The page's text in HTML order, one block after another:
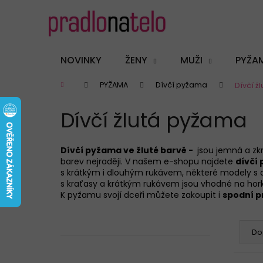
NOVINKY ŽENY MUŽI
Domů PYŽAMA Dívčí pyžama Dívčí
Dívčí žlutá pyžama
Dívčí pyžama ve žluté barvě - jsou jemná a
barev nejraději. V našem e-shopu najdete dívčí
s krátkým i dlouhým rukávem, některé modely s
s kraťasy a krátkým rukávem jsou vhodné na
K pyžamu svojí dceři můžete zakoupit i spodní
Zpět
Zpět